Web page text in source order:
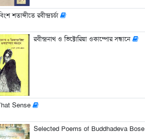
শতাব্দীতে রবীন্দ্রচর্চা
রবীন্দ্রনাথ ও ভিক্টোরিয়া ওকাম্পোর সন্ধানে
Sense
Selected Poems of Buddhadeva Bose